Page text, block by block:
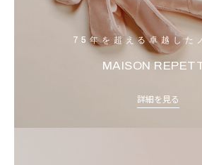
75年を超える卓越した
MAISON
詳細を見る